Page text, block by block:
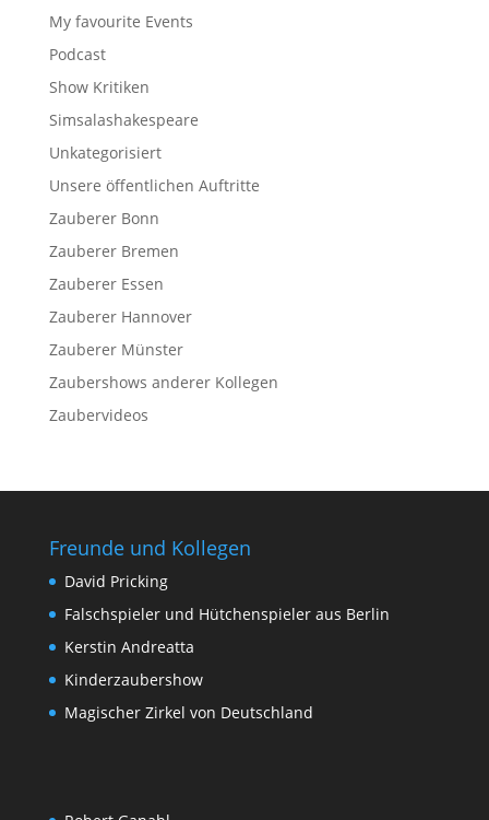
My favourite Events
Podcast
Show Kritiken
Simsalashakespeare
Unkategorisiert
Unsere öffentlichen Auftritte
Zauberer Bonn
Zauberer Bremen
Zauberer Essen
Zauberer Hannover
Zauberer Münster
Zaubershows anderer Kollegen
Zaubervideos
Freunde und Kollegen
David Pricking
Falschspieler und Hütchenspieler aus Berlin
Kerstin Andreatta
Kinderzaubershow
Magischer Zirkel von Deutschland